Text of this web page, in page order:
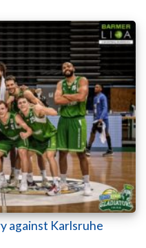
against Karlsruhe